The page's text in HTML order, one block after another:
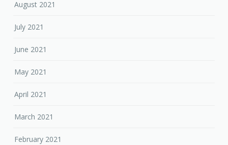
August 2021
July 2021
June 2021
May 2021
April 2021
March 2021
February 2021